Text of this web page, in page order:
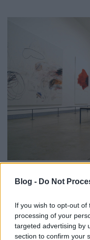
Blog - Do Not
If you wish to opt-out
processing of your
targeted advertising by
section to confirm your
A legjobb
tudatos
Hiba azt gondolni,